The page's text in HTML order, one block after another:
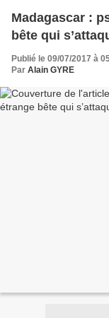
Madagascar :
bête qui
Publié le 09/07/2017 à
Par Alain GYRE